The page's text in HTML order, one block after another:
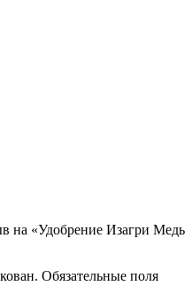
на «Удобрение Изагри Медь
Обязательные поля